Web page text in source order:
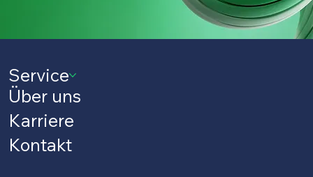
Service
Über uns
Karriere
Kontakt